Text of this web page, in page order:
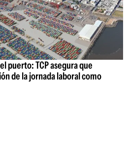
puerto: TCP asegura que
de la jornada laboral como